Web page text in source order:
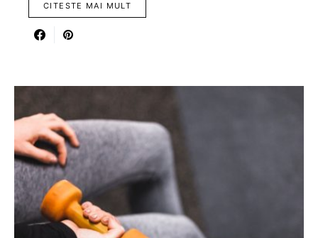
CITESTE MAI MULT